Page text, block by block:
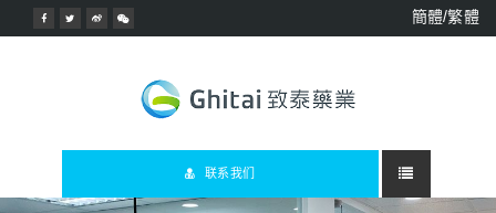
簡體/繁體
联系我们